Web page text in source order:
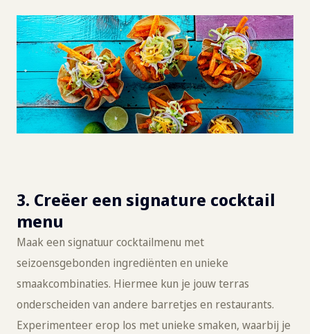
3. Creëer een signature cocktail
menu
Maak een signatuur cocktailmenu met
seizoensgebonden ingrediënten en unieke
smaakcombinaties. Hiermee kun je jouw terras
onderscheiden van andere barretjes en restaurants.
Experimenteer erop los met unieke smaken, waarbij je